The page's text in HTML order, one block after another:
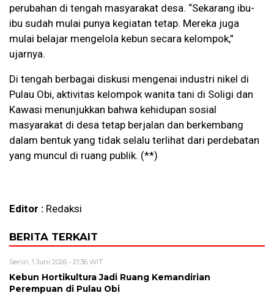
perubahan di tengah masyarakat desa. “Sekarang ibu-
ibu sudah mulai punya kegiatan tetap. Mereka juga
mulai belajar mengelola kebun secara kelompok,”
ujarnya.
Di tengah berbagai diskusi mengenai industri nikel di
Pulau Obi, aktivitas kelompok wanita tani di Soligi dan
Kawasi menunjukkan bahwa kehidupan sosial
masyarakat di desa tetap berjalan dan berkembang
dalam bentuk yang tidak selalu terlihat dari perdebatan
yang muncul di ruang publik. (**)
Editor : Redaksi
BERITA TERKAIT
Senin, 1 Juni 2026 - 21:36 WIT
Kebun Hortikultura Jadi Ruang Kemandirian
Perempuan di Pulau Obi